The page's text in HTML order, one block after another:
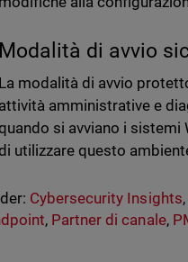
Modalità di avvio
La modalità di avvio
attività amministrative e
si avviano i
utilizzare questo
Cybersecurity Insights,
, Partner di canale,